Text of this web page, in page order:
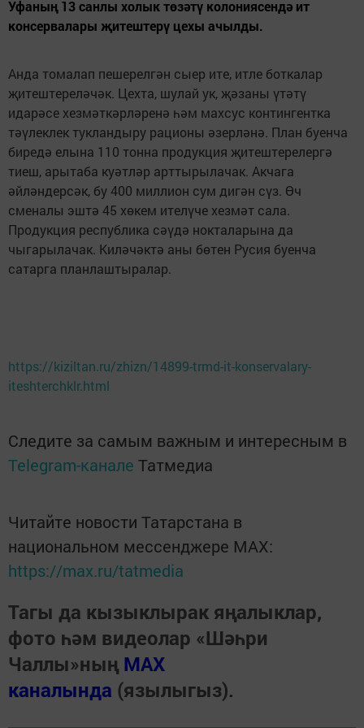
Уфаның 13 санлы холык төзәтү колониясендә ит
консервалары җитештерү цехы ачылды.
Анда томалап пешерелгән сыер ите, итле боткалар
җитештереләчәк. Цехта, шулай ук, җәзаны үтәтү
идарәсе хезмәткәрләренә һәм махсус контингентка
тәүлеклек тукландыру рационы әзерләнә. План буенча
биредә елына 110 тонна продукция җитештерелергә
тиеш, арытаба куәтләр арттырылачак. Акчага
әйләндерсәк, бу 400 миллион сум дигән сүз. Өч
сменалы эштә 45 хөкем ителүче хезмәт сала.
Продукция республика сәүдә нокталарына да
чыгарылачак. Киләчәктә аны бөтен Русия буенча
сатарга планлаштыралар.
https://kiziltan.ru/zhizn/14899-trmd-it-konservalary-
iteshterchklr.html
Следите за самым важным и интересным в
Telegram-канале Татмедиа
Читайте новости Татарстана в
национальном мессенджере MАХ:
https://max.ru/tatmedia
Тагы да кызыклырак яңалыклар,
фото һәм видеолар «Шәһри
Чаллы»ның MAX
каналында (язылыгыз).